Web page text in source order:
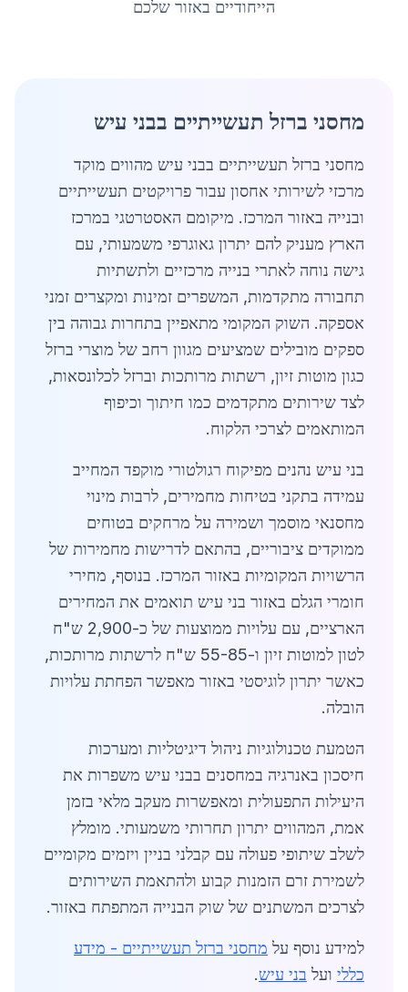
הייחודיים באזור שלכם
מחסני ברזל תעשייתיים בבני עיש
מחסני ברזל תעשייתיים בבני עיש מהווים מוקד
מרכזי לשירותי אחסון עבור פרויקטים תעשייתיים
ובנייה באזור המרכז. מיקומם האסטרטגי במרכז
הארץ מעניק להם יתרון גאוגרפי משמעותי, עם
גישה נוחה לאתרי בנייה מרכזיים ולתשתיות
תחבורה מתקדמות, המשפרים זמינות ומקצרים זמני
אספקה. השוק המקומי מתאפיין בתחרות גבוהה בין
ספקים מובילים שמציעים מגוון רחב של מוצרי ברזל
כגון מוטות זיון, רשתות מרותכות וברזל לכלונסאות,
לצד שירותים מתקדמים כמו חיתוך וכיפוף
המותאמים לצרכי הלקוח.
בני עיש נהנים מפיקוח רגולטורי מוקפד המחייב
עמידה בתקני בטיחות מחמירים, לרבות מינוי
מחסנאי מוסמך ושמירה על מרחקים בטוחים
ממוקדים ציבוריים, בהתאם לדרישות מחמירות של
הרשויות המקומיות באזור המרכז. בנוסף, מחירי
חומרי הגלם באזור בני עיש תואמים את המחירים
הארציים, עם עלויות ממוצעות של כ-2,900 ש"ח
לטון למוטות זיון ו-55-85 ש"ח לרשתות מרותכות,
כאשר יתרון לוגיסטי באזור מאפשר הפחתת עלויות
הובלה.
הטמעת טכנולוגיות ניהול דיגיטליות ומערכות
חיסכון באנרגיה במחסנים בבני עיש משפרות את
היעילות התפעולית ומאפשרות מעקב מלאי בזמן
אמת, המהווים יתרון תחרותי משמעותי. מומלץ
לשלב שיתופי פעולה עם קבלני בניין ויזמים מקומיים
לשמירת זרם הזמנות קבוע ולהתאמת השירותים
לצרכים המשתנים של שוק הבנייה המתפתח באזור.
למידע נוסף על מחסני ברזל תעשייתיים - מידע
כללי ועל בני עיש.